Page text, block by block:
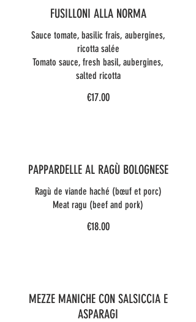
FUSILLONI ALLA NORMA
Sauce tomate, basilic frais, aubergines,
ricotta salée
Tomato sauce, fresh basil, aubergines,
salted ricotta
€17.00
PAPPARDELLE AL RAGÙ BOLOGNESE
Ragù de viande haché (bœuf et porc)
Meat ragu (beef and pork)
€18.00
MEZZE MANICHE CON SALSICCIA E
ASPARAGI